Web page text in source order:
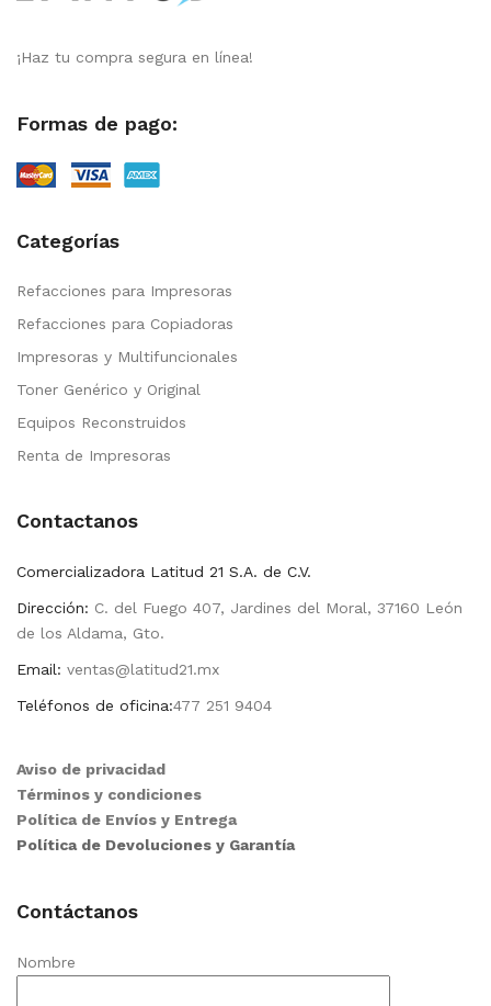
¡Haz tu compra segura en línea!
Formas de pago:
Categorías
Refacciones para Impresoras
Refacciones para Copiadoras
Impresoras y Multifuncionales
Toner Genérico y Original
Equipos Reconstruidos
Renta de Impresoras
Contactanos
Comercializadora Latitud 21 S.A. de C.V.
Dirección: C. del Fuego 407, Jardines del Moral, 37160 León
de los Aldama, Gto.
Email: ventas@latitud21.mx
Teléfonos de oficina:477 251 9404
Aviso de privacidad
Términos y condiciones
Política de Envíos y Entrega
Política de Devoluciones y Garantía
Contáctanos
Nombre